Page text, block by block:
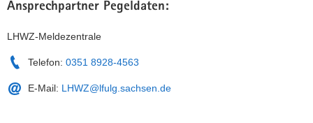
Ansprechpartner Pegeldaten:
LHWZ-Meldezentrale
Telefon: 0351 8928-4563
E-Mail: LHWZ@lfulg.sachsen.de